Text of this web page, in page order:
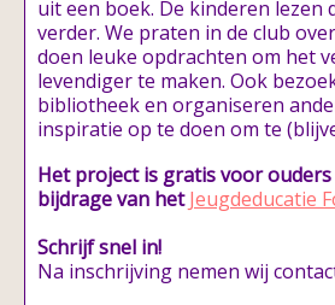
uit een boek. De kinderen lezen
verder. We praten in de club
doen leuke opdrachten om het
levendiger te maken. Ook
bibliotheek en organiseren
inspiratie op te doen om te
Het project is gratis voor
bijdrage van hetJeugdeducatie
Schrijf snel in!
Na inschrijving nemen wij